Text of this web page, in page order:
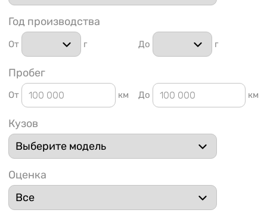
91
Год производства
От г До г
Пробег
От км До км
Кузов
Оценка